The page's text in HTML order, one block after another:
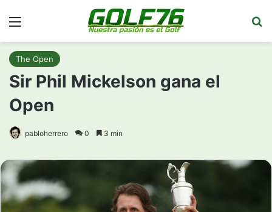
The Open
Sir Phil Mickelson gana el
Open
pabloherrero 0 3 min